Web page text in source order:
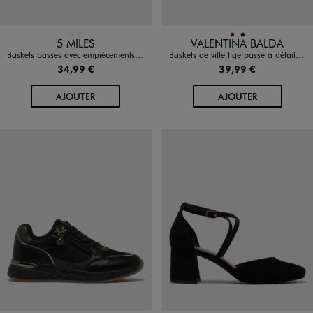
Disponible en 2 coloris
5 MILES
Baskets basses avec empiècements fantaisie femme - 5 Miles
34,99 €
AJOUTERAU PANIER
Disponible en 2 coloris
MARRON
NOIR
VALENTINA BALDA
Baskets de ville tige basse à détails brillants femme
39,99 €
AJOUTERAU PANIER